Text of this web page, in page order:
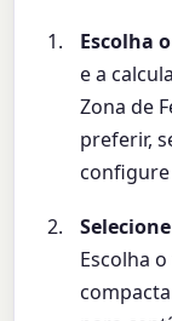
Escolha
e a
Zona de
preferir,
Escolha